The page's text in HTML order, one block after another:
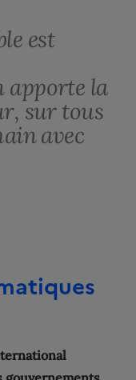
est
apporte la
sur tous
avec